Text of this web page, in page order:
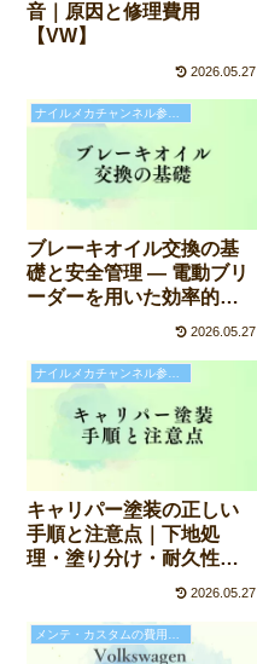
音｜原因と修理費用
【VW】
2026.05.27
ナイルメカチャンネル参考記事
ブレーキオイル交換の基
礎と安全管理 ― 電動ブリ
ーダーを用いた効率的な
メンテナンス手法
2026.05.27
ナイルメカチャンネル参考記事
キャリパー塗装の正しい
手順と注意点｜下地処
理・塗り分け・耐久性を
左右する技術的ポイント
2026.05.27